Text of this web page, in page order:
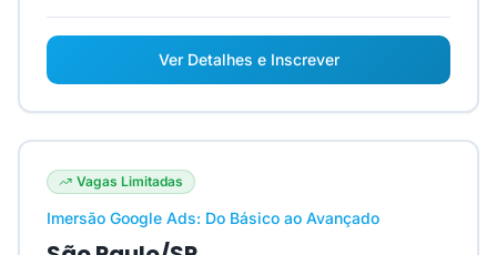
Ver Detalhes e Inscrever
Vagas Limitadas
Imersão Google Ads: Do Básico ao Avançado